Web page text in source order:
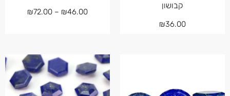
קבושון
₪36.00
₪46.00
–
₪72.00